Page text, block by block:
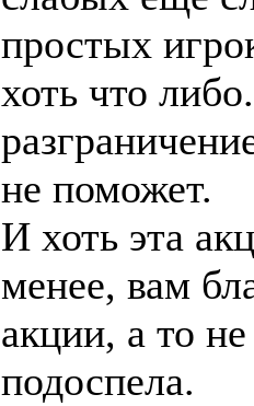
простых
хоть что
не поможет.
И хоть эта
менее, вам
акции, а то
подоспела.